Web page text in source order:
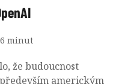
6 minut
že budoucnost
americkým